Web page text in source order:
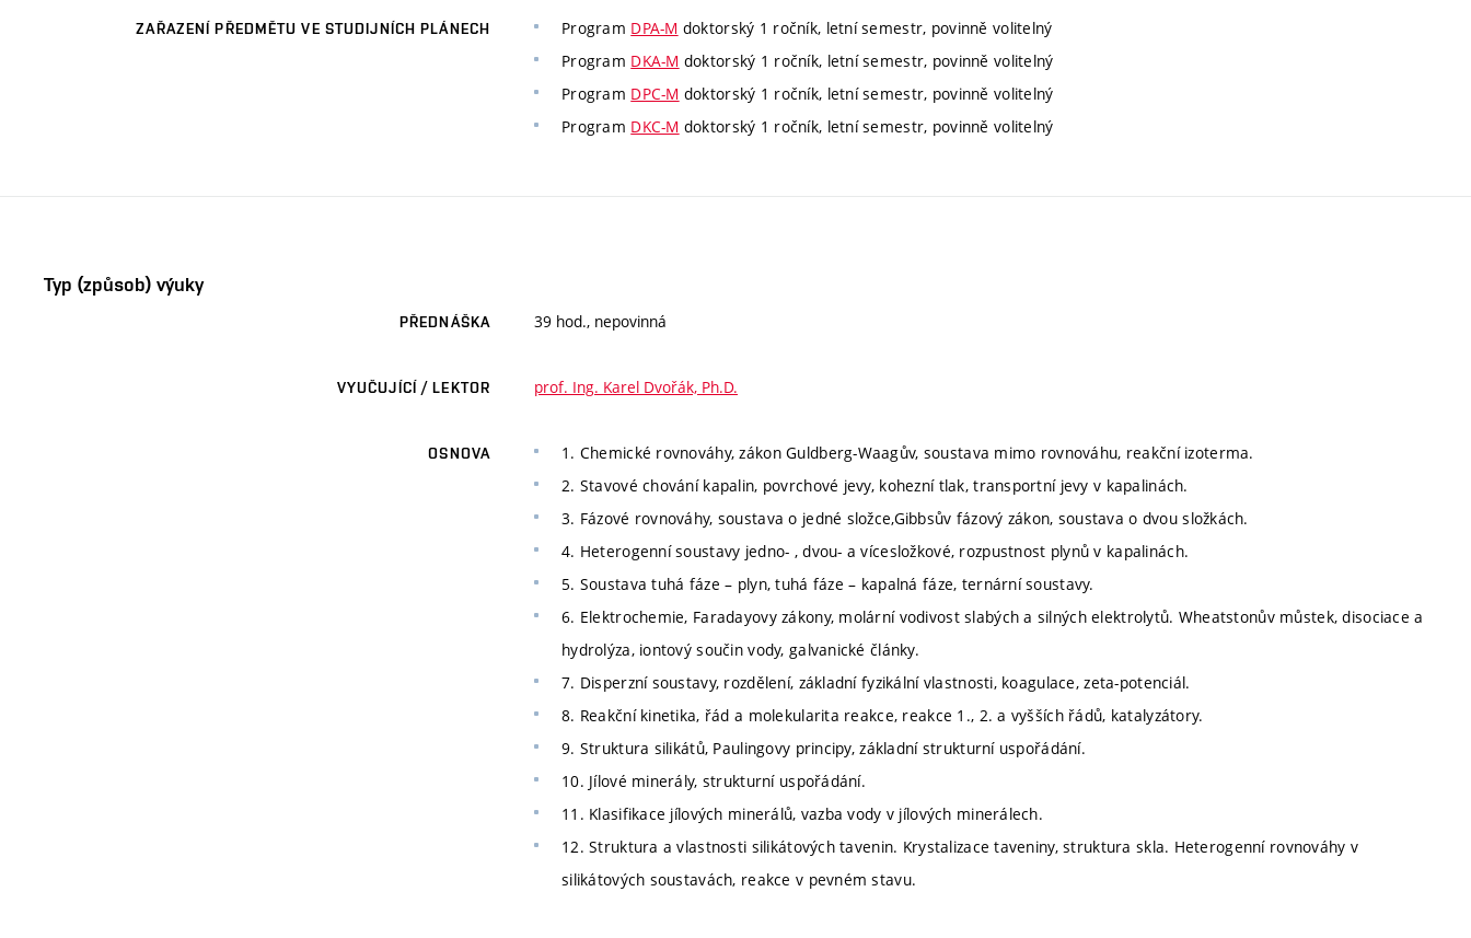
ZAŘAZENÍ PŘEDMĚTU VE STUDIJNÍCH PLÁNECH Program DPA-M doktorský 1 ročník, letní semestr, povinně volitelný
Program DKA-M doktorský 1 ročník, letní semestr, povinně volitelný
Program DPC-M doktorský 1 ročník, letní semestr, povinně volitelný
Program DKC-M doktorský 1 ročník, letní semestr, povinně volitelný
Typ (způsob) výuky
PŘEDNÁŠKA 39 hod., nepovinná
VYUČUJÍCÍ / LEKTOR prof. Ing. Karel Dvořák, Ph.D.
OSNOVA
1. Chemické rovnováhy, zákon Guldberg-Waagův, soustava mimo rovnováhu, reakční izoterma.
2. Stavové chování kapalin, povrchové jevy, kohezní tlak, transportní jevy v kapalinách.
3. Fázové rovnováhy, soustava o jedné složce,Gibbsův fázový zákon, soustava o dvou složkách.
4. Heterogenní soustavy jedno- , dvou- a vícesložkové, rozpustnost plynů v kapalinách.
5. Soustava tuhá fáze – plyn, tuhá fáze – kapalná fáze, ternární soustavy.
6. Elektrochemie, Faradayovy zákony, molární vodivost slabých a silných elektrolytů. Wheatstonův můstek, disociace a
hydrolýza, iontový součin vody, galvanické články.
7. Disperzní soustavy, rozdělení, základní fyzikální vlastnosti, koagulace, zeta-potenciál.
8. Reakční kinetika, řád a molekularita reakce, reakce 1., 2. a vyšších řádů, katalyzátory.
9. Struktura silikátů, Paulingovy principy, základní strukturní uspořádání.
10. Jílové minerály, strukturní uspořádání.
11. Klasifikace jílových minerálů, vazba vody v jílových minerálech.
12. Struktura a vlastnosti silikátových tavenin. Krystalizace taveniny, struktura skla. Heterogenní rovnováhy v
silikátových soustavách, reakce v pevném stavu.